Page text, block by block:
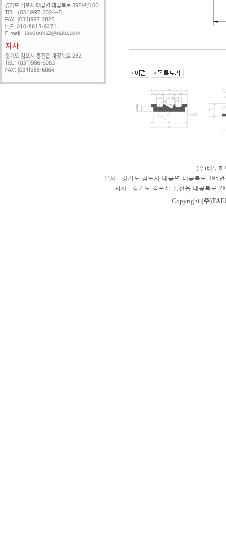
(주)태두히
본사 : 경기도 김포시 대곶면 대곶북로 395
지사 : 경기도 김포시 통진읍 대곶북로
Copyright(주